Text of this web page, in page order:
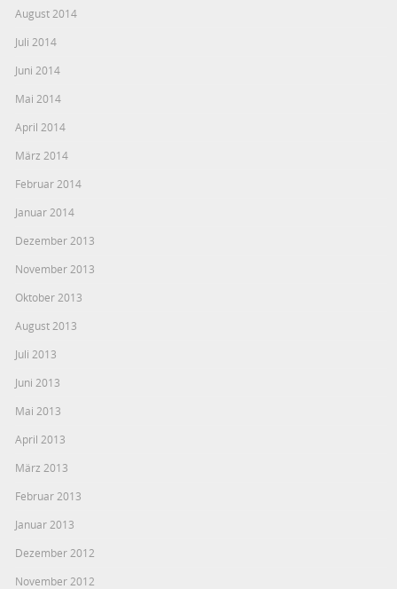
August 2014
Juli 2014
Juni 2014
Mai 2014
April 2014
März 2014
Februar 2014
Januar 2014
Dezember 2013
November 2013
Oktober 2013
August 2013
Juli 2013
Juni 2013
Mai 2013
April 2013
März 2013
Februar 2013
Januar 2013
Dezember 2012
November 2012